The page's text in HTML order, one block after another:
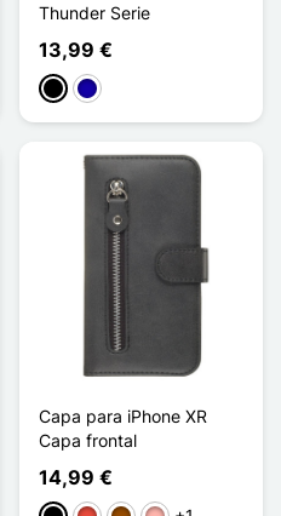
Thunder Serie
13,99 €
PretoAzul Escuro
Capa para iPhone XR
Capa frontal
14,99 €